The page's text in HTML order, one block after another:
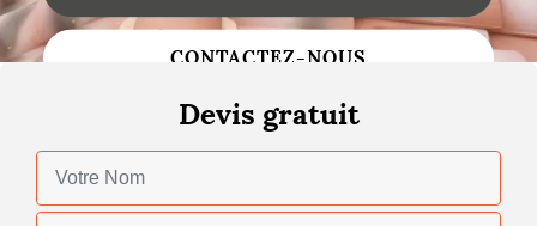
Changement de toiture
Gouttières
CONTACTEZ-NOUS
Devis gratuit